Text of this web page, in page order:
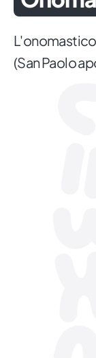
(San Paolo